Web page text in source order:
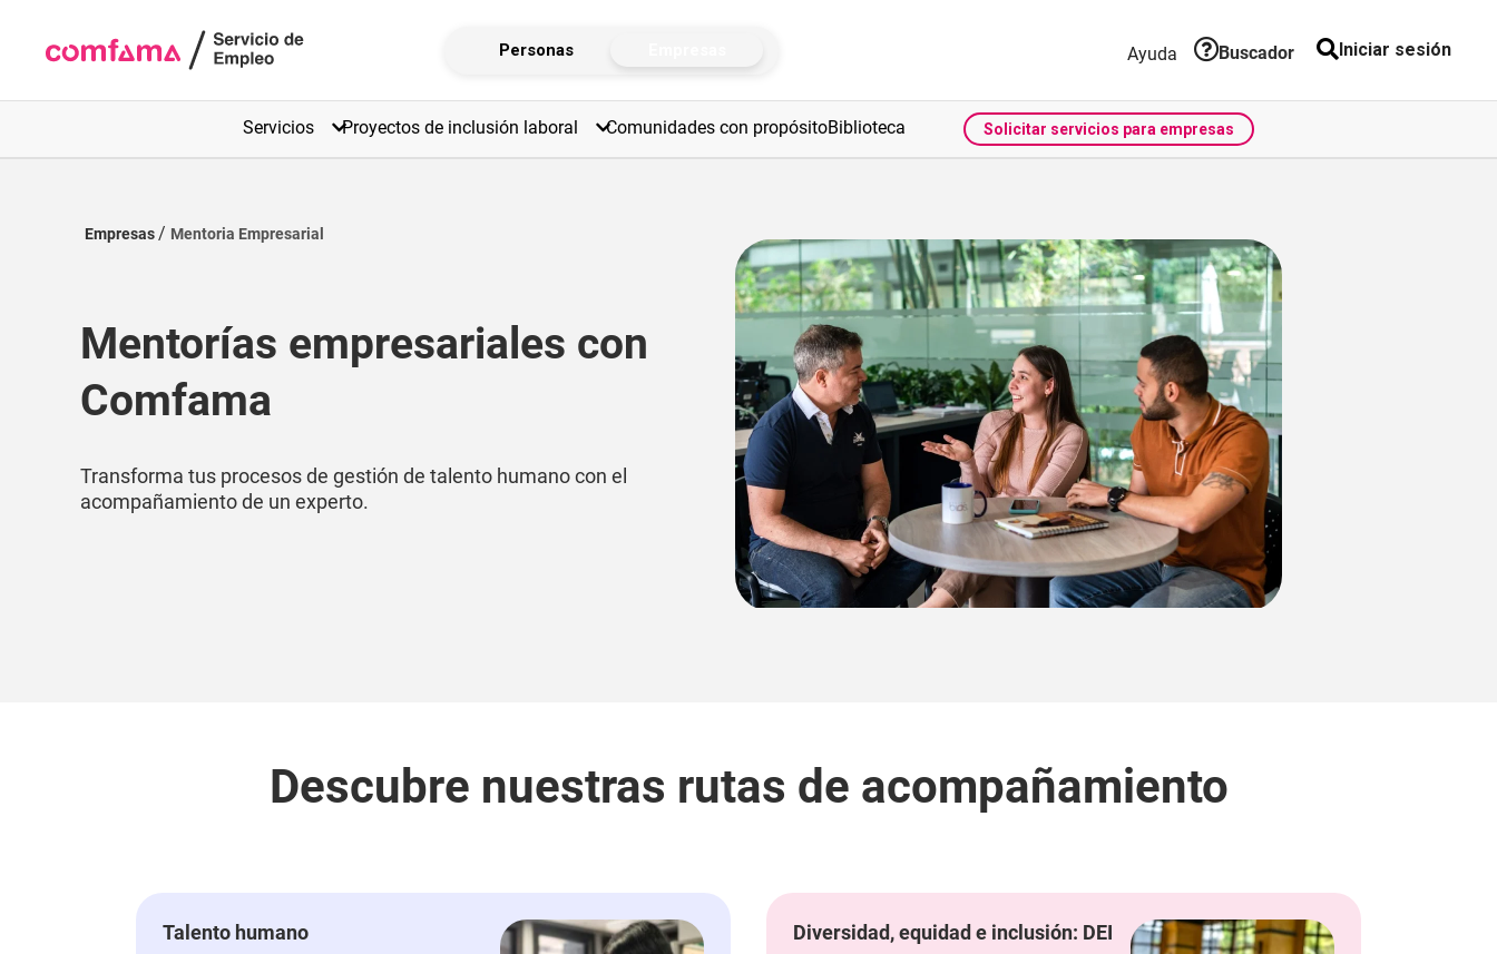
Personas Ayuda Buscador Iniciar sesión
Servicios Proyectos de inclusión laboral Comunidades con propósito Solicitar servicios para empresas
Empresas Mentoria Empresarial
Mentorías empresariales con
Comfama
Transforma tus procesos de gestión de talento humano con el
acompañamiento de un experto.
Descubre nuestras rutas de acompañamiento
Talento humano Diversidad, equidad e inclusión: DEI